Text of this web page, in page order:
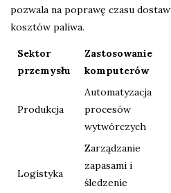
pozwala na poprawę czasu
kosztów paliwa.
Sektor
przemysłu
Zastosowanie
komputerów
Produkcja
Automatyzacja
procesów
wytwórczych
Logistyka
Zarządzanie
zapasami i
śledzenie